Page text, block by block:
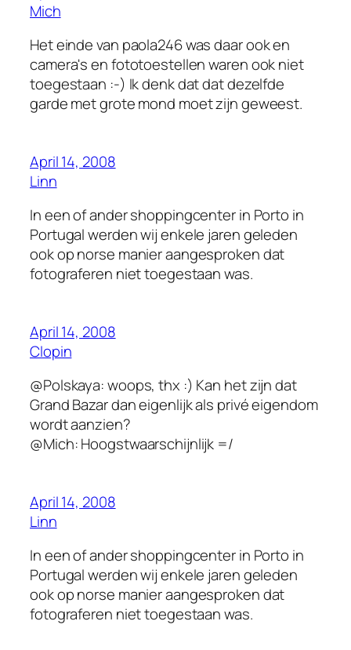
Mich
Het einde van paola246 was daar ook en
camera's en fototoestellen waren ook niet
toegestaan :-) Ik denk dat dat dezelfde
garde met grote mond moet zijn geweest.
April 14, 2008
Linn
In een of ander shoppingcenter in Porto in
Portugal werden wij enkele jaren geleden
ook op norse manier aangesproken dat
fotograferen niet toegestaan was.
April 14, 2008
Clopin
@Polskaya: woops, thx :) Kan het zijn dat
Grand Bazar dan eigenlijk als privé eigendom
wordt aanzien?
@Mich: Hoogstwaarschijnlijk =/
April 14, 2008
Linn
In een of ander shoppingcenter in Porto in
Portugal werden wij enkele jaren geleden
ook op norse manier aangesproken dat
fotograferen niet toegestaan was.